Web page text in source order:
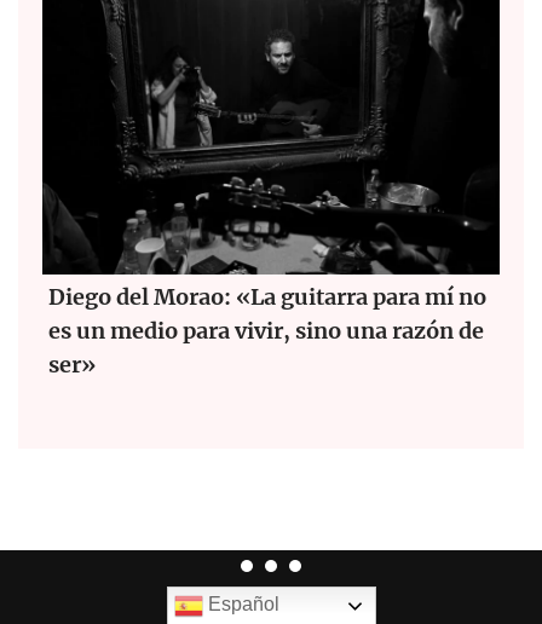
Diego del Morao: «La guitarra para mí no
es un medio para vivir, sino una razón de
ser»
Español